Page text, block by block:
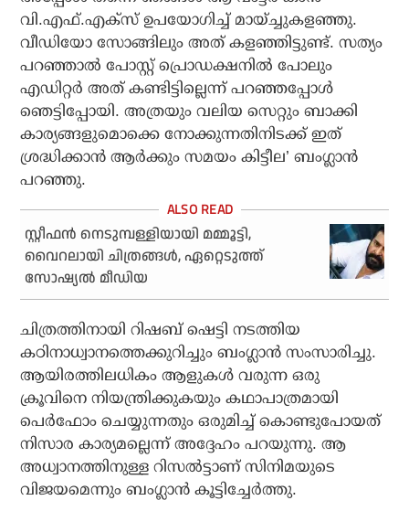
വി.എഫ്.എക്‌സ് ഉപയോഗിച്ച് മായ്ച്ചുകളഞ്ഞു.
വീഡിയോ സോങ്ങിലും അത് കളഞ്ഞിട്ടുണ്ട്. സത്യം
പറഞ്ഞാല്‍ പോസ്റ്റ് പ്രൊഡക്ഷനില്‍ പോലും
എഡിറ്റര്‍ അത് കണ്ടിട്ടില്ലെന്ന് പറഞ്ഞപ്പോള്‍
ഞെട്ടിപ്പോയി. അത്രയും വലിയ സെറ്റും ബാക്കി
കാര്യങ്ങളുമൊക്കെ നോക്കുന്നതിനിടക്ക് ഇത്
ശ്രദ്ധിക്കാന്‍ ആര്‍ക്കും സമയം കിട്ടീല’ ബംഗ്ലാന്‍
പറഞ്ഞു.
സ്റ്റീഫന്‍ നെടുമ്പള്ളിയായി മമ്മൂട്ടി,
വൈറലായി ചിത്രങ്ങള്‍, ഏറ്റെടുത്ത്
സോഷ്യല്‍ മീഡിയ
ചിത്രത്തിനായി റിഷബ് ഷെട്ടി നടത്തിയ
കഠിനാധ്വാനത്തെക്കുറിച്ചും ബംഗ്ലാന്‍ സംസാരിച്ചു.
ആയിരത്തിലധികം ആളുകള്‍ വരുന്ന ഒരു
ക്രൂവിനെ നിയന്ത്രിക്കുകയും കഥാപാത്രമായി
പെര്‍ഫോം ചെയ്യുന്നതും ഒരുമിച്ച് കൊണ്ടുപോയത്
നിസാര കാര്യമല്ലെന്ന് അദ്ദേഹം പറയുന്നു. ആ
അധ്വാനത്തിനുള്ള റിസല്‍ട്ടാണ് സിനിമയുടെ
വിജയമെന്നും ബംഗ്ലാന്‍ കൂട്ടിച്ചേര്‍ത്തു.